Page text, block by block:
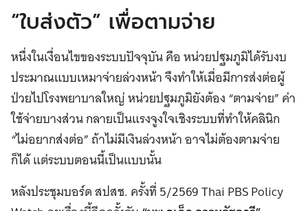
“ใบส่งตัว” เพื่อตามจ่าย
หนึ่งในเงื่อนไขของระบบปัจจุบัน คือ หน่วยปฐมภูมิได้รับงบ
ประมาณแบบเหมาจ่ายล่วงหน้า จึงทำให้เมื่อมีการส่งต่อผู้
ป่วยไปโรงพยาบาลใหญ่ หน่วยปฐมภูมิยังต้อง “ตามจ่าย” ค่า
ใช้จ่ายบางส่วน กลายเป็นแรงจูงใจเชิงระบบที่ทำให้คลินิก
“ไม่อยากส่งต่อ” ถ้าไม่มีเงินล่วงหน้า อาจไม่ต้องตามจ่าย
ก็ได้ แต่ระบบตอนนี้เป็นแบบนั้น
หลังประชุมบอร์ด สปสช. ครั้งที่ 5/2569 Thai PBS Policy